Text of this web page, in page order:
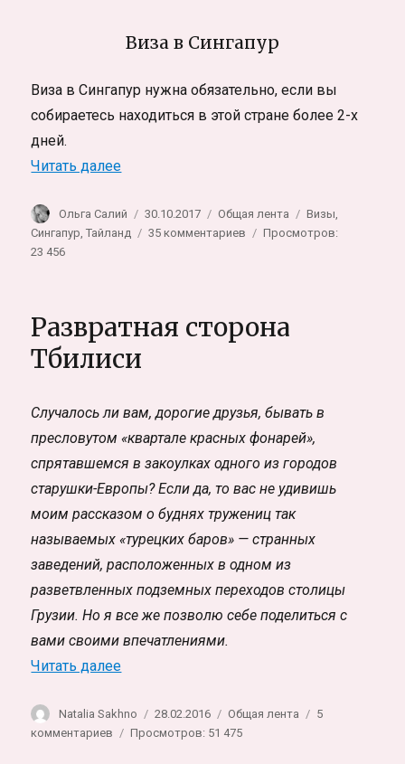
Виза в Сингапур
Виза в Сингапур нужна обязательно, если вы
собираетесь находиться в этой стране более 2-х
дней.
Читать далее«Получение тайской визы в Сингапуре —
Автор
Ольга Салий Опубликовано
30.10.2017 Рубрики
Общая лента Метки
Визы
Сингапур ,Тайланд 35 комментариев
в
в
Сингапур
за
Просмотров:
23 456
Развратная сторона
Тбилиси
Случалось ли вам, дорогие друзья, бывать в
пресловутом «квартале красных фонарей»,
спрятавшемся в закоулках одного из городов
старушки-Европы? Если да, то вас не удивишь
моим рассказом о буднях тружениц так
называемых «турецких баров» — странных
заведений, расположенных в одном из
разветвленных подземных переходов столицы
Грузии. Но я все же позволю себе поделиться с
вами своими впечатлениями.
Читать далее«Развратная сторона Тбилиси»
Автор
Natalia Sakhno Опубликовано
28.02.2016 Рубрики
Общая лента
5
комментариев
Просмотров: 51 475